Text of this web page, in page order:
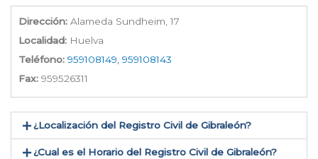
Dirección: Alameda Sundheim, 17
Localidad: Huelva
Teléfono: 959108149, 959108143
Fax: 959526311
¿Localización del Registro Civil de Gibraleón​?
¿Cual es el Horario del Registro Civil de Gibraleón?